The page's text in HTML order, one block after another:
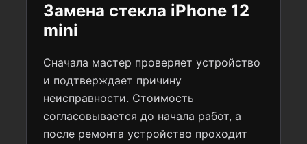
Замена стекла iPhone 12
mini
Сначала мастер проверяет устройство
и подтверждает причину
неисправности. Стоимость
согласовывается до начала работ, а
после ремонта устройство проходит